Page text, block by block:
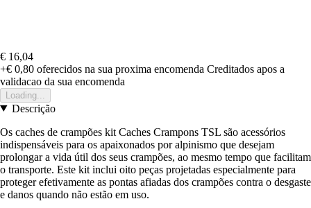
€ 16,04
+€ 0,80 oferecidos na sua proxima encomenda Creditados apos a
validacao da sua encomenda
Loading...
Descrição
Os caches de crampões kit Caches Crampons TSL são acessórios
indispensáveis para os apaixonados por alpinismo que desejam
prolongar a vida útil dos seus crampões, ao mesmo tempo que facilitam
o transporte. Este kit inclui oito peças projetadas especialmente para
proteger efetivamente as pontas afiadas dos crampões contra o desgaste
e danos quando não estão em uso.